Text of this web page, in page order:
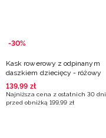
-30%
Kask rowerowy z odpinanym
daszkiem dziecięcy - różowy
139,99 zł
Najniższa cena z ostatnich 30 dni
przed obniżką 199,99 zł